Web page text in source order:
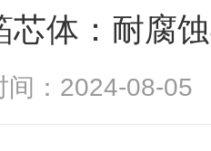
芯体：耐腐
间：2024-08-